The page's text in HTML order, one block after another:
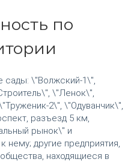
по
сады: \"Волжский-1\",
\"Ленок\",
2\", \"Одуванчик\",
разъезд 5 км,
рынок\" и
нему; другие предприятия,
находящиеся в